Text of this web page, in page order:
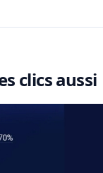
clics aussi